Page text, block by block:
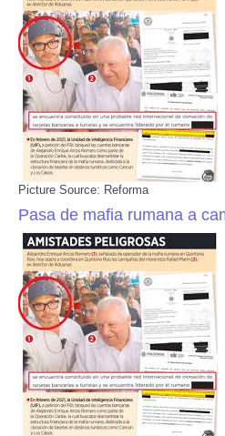
Picture Source: Reforma
Pasa de mafia rumana a